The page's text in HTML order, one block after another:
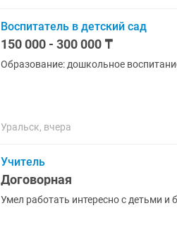
Воспитатель в детский сад
150 000 - 300 000 ₸
Образование: дошкольное
Уральск, вчера
Учитель
Договорная
Умел работать интересно с детьми